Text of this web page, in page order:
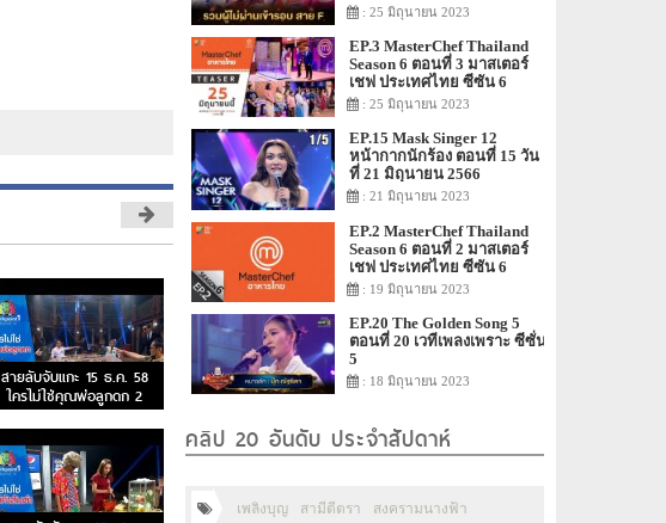
สายลับจับแกะ 15 ธ.ค. 58
ใครไม่ใช่คุณพ่อลูกดก 2
: 25 มิถุนายน 2023
EP.3 MasterChef Thailand
Season 6 ตอนที่ 3 มาสเตอร์
เชฟ ประเทศไทย ซีซัน 6
: 25 มิถุนายน 2023
EP.15 Mask Singer 12
หน้ากากนักร้อง ตอนที่ 15 วัน
ที่ 21 มิถุนายน 2566
: 21 มิถุนายน 2023
EP.2 MasterChef Thailand
Season 6 ตอนที่ 2 มาสเตอร์
เชฟ ประเทศไทย ซีซัน 6
: 19 มิถุนายน 2023
EP.20 The Golden Song 5
ตอนที่ 20 เวทีเพลงเพราะ ซีซั่น
5
: 18 มิถุนายน 2023
คลิป 20 อันดับ ประจำสัปดาห์
เพลิงบุญ สามีตีตรา สงครามนางฟ้า